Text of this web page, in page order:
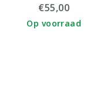
€55,00
Op voorraad